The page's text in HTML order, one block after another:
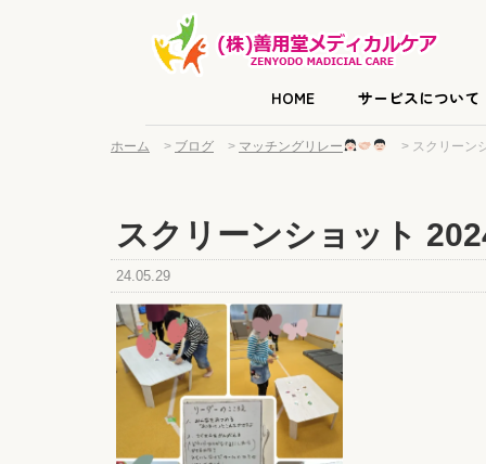
HOME サービスについて
ホーム > ブログ > マッチングリレー > スクリーン
スクリーンショット
24.05.29